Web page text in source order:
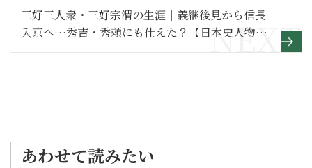
三好三人衆・三好宗渭の生涯｜義継後見から信長
入京へ…秀吉・秀頼にも仕えた？【日本史人物
伝】
あわせて読みたい